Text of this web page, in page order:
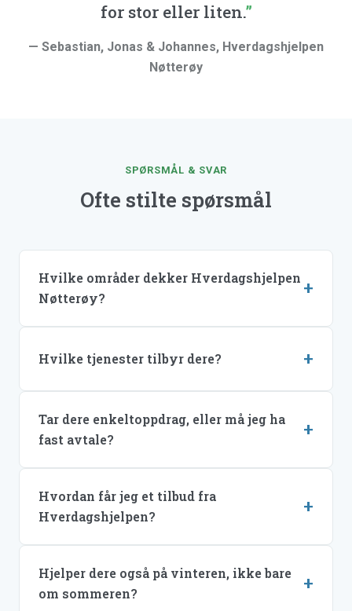
for stor eller liten.
— Sebastian, Jonas & Johannes, Hverdagshjelpen
Nøtterøy
SPØRSMÅL & SVAR
Ofte stilte spørsmål
Hvilke områder dekker Hverdagshjelpen
Nøtterøy?
Hvilke tjenester tilbyr dere?
Tar dere enkeltoppdrag, eller må jeg ha
fast avtale?
Hvordan får jeg et tilbud fra
Hverdagshjelpen?
Hjelper dere også på vinteren, ikke bare
om sommeren?